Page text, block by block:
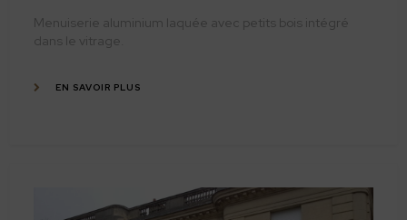
Menuiserie aluminium laquée avec petits bois intégré
dans le vitrage.
EN SAVOIR PLUS